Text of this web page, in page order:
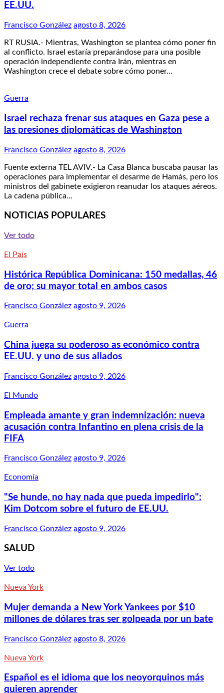
EE.UU.
Francisco González agosto 8, 2026
RT RUSIA.- Mientras, Washington se plantea cómo poner fin
al conflicto. Israel estaría preparándose para una posible
operación independiente contra Irán, mientras en
Washington crece el debate sobre cómo poner…
Guerra
Israel rechaza frenar sus ataques en Gaza pese a
las presiones diplomáticas de Washington
Francisco González agosto 8, 2026
Fuente externa TEL AVIV.- La Casa Blanca buscaba pausar las
operaciones para implementar el desarme de Hamás, pero los
ministros del gabinete exigieron reanudar los ataques aéreos.
La cadena pública…
NOTICIAS POPULARES
Ver todo
El País
Histórica República Dominicana: 150 medallas, 46
de oro; su mayor total en ambos casos
Francisco González agosto 9, 2026
Guerra
China juega su poderoso as económico contra
EE.UU. y uno de sus aliados
Francisco González agosto 9, 2026
El Mundo
Empleada amante y gran indemnización: nueva
acusación contra Infantino en plena crisis de la
FIFA
Francisco González agosto 9, 2026
Economía
"Se hunde, no hay nada que pueda impedirlo":
Kim Dotcom sobre el futuro de EE.UU.
Francisco González agosto 9, 2026
SALUD
Ver todo
Nueva York
Mujer demanda a New York Yankees por $10
millones de dólares tras ser golpeada por un bate
Francisco González agosto 8, 2026
Nueva York
Español es el idioma que los neoyorquinos más
quieren aprender